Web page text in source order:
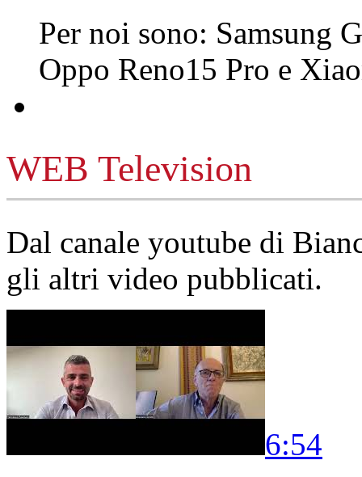
Per noi sono: Samsung
Oppo Reno15 Pro e
WEB Television
Dal canale youtube di
gli altri video pubblicati.
6:54